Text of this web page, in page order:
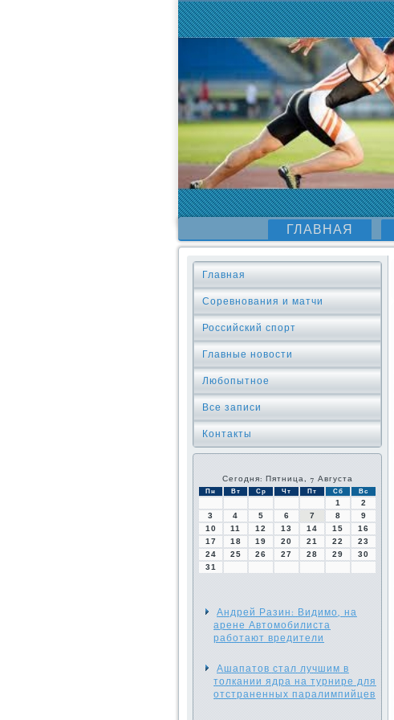
ГЛАВНАЯ
Главная
Соревнования и матчи
Российский спорт
Главные новости
Любопытное
Все записи
Контакты
Сегодня: Пятница, 7 Августа
Пн Вт Ср Чт Пт Сб Вс
1
2
3
4 5 6 7 8
9
10
11 12 13 14 15
16
17
18 19 20 21 22
23
24
25 26 27 28 29
30
31
Андрей Разин: Видимо, на
арене Автомобилиста
работают вредители
Ашапатов стал лучшим в
толкании ядра на турнире для
отстраненных паралимпийцев